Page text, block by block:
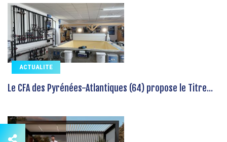
ACTUALITE
Le CFA des Pyrénées-Atlantiques (64) propose le Titre...